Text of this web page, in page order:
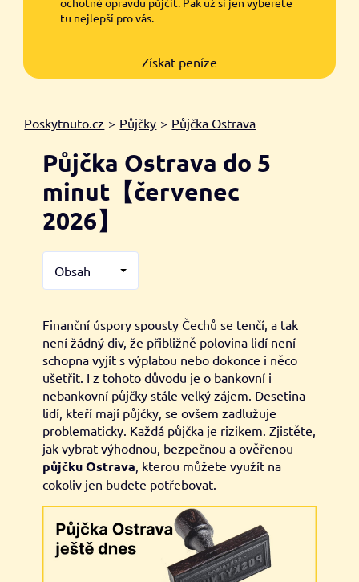
tu nejlepší pro vás.
Získat peníze
Poskytnuto.cz > Půjčky > Půjčka Ostrava
Půjčka Ostrava do 5
minut【červenec
2026】
Obsah
Finanční úspory spousty Čechů se tenčí, a tak
není žádný div, že přibližně polovina lidí není
schopna vyjít s výplatou nebo dokonce i něco
ušetřit. I z tohoto důvodu je o bankovní i
nebankovní půjčky stále velký zájem. Desetina
lidí, kteří mají půjčky, se ovšem zadlužuje
problematicky. Každá půjčka je rizikem. Zjistěte,
jak vybrat výhodnou, bezpečnou a ověřenou
půjčku Ostrava , kterou můžete využít na
cokoliv jen budete potřebovat.